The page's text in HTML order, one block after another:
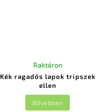
Kék ragadós lapok tripszek
ellen
Raktáron
Bővebben